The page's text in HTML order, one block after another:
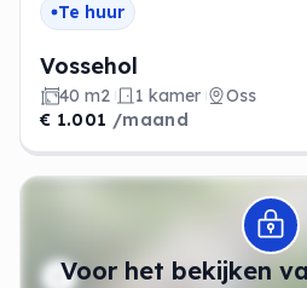
Te huur
Vossehol
40 m2 1 kamer
Oss
€ 1.001 /maand
Voor het bekijken